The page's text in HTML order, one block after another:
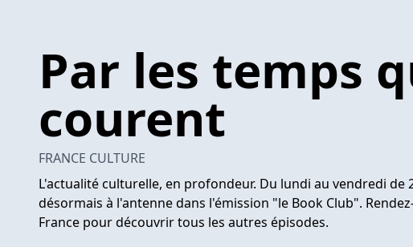
Par les temps
courent
FRANCE CULTURE
L'actualité culturelle, en profondeur. Du lundi au vendredi de
désormais à l'antenne dans l'émission "le Book Club".
France pour découvrir tous les autres épisodes.